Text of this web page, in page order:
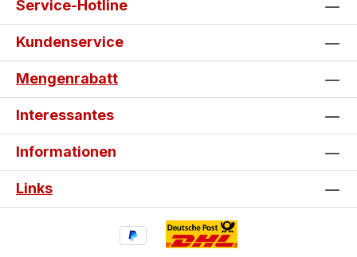
Service-Hotline
Kundenservice
Mengenrabatt
Interessantes
Informationen
Links